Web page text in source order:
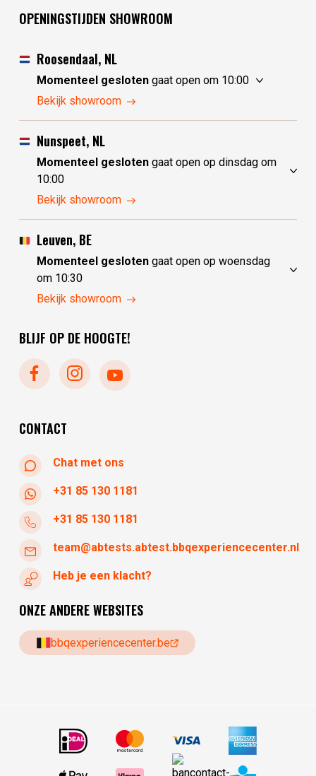
OPENINGSTIJDEN SHOWROOM
Roosendaal, NL
Momenteel geslotengaat open om 10:00
maandag
dinsdag
gesloten
woensdag
donderdag
10:00 - 17:30
vrijdag
10:00 - 17:30
zaterdag
Bekijk showroom
Nunspeet, NL
Momenteel geslotengaat open op dinsdag om
10:00
maandag
dinsdag
10:00 - 17:30
woensdag
donderdag
10:00 - 17:30
vrijdag
10:00 - 17:30
zaterdag
Bekijk showroom
Leuven, BE
Momenteel geslotengaat open op woensdag
om 10:30
maandag
woensdag
vrijdag
zaterdag
Bekijk showroom
BLIJF OP DE HOOGTE!
CONTACT
Chat met ons
+31 85 130 1181
+31 85 130 1181
team@abtests.abtest.bbqexperiencecenter.nl
Heb je een klacht?
ONZE ANDERE WEBSITES
bbqexperiencecenter.be